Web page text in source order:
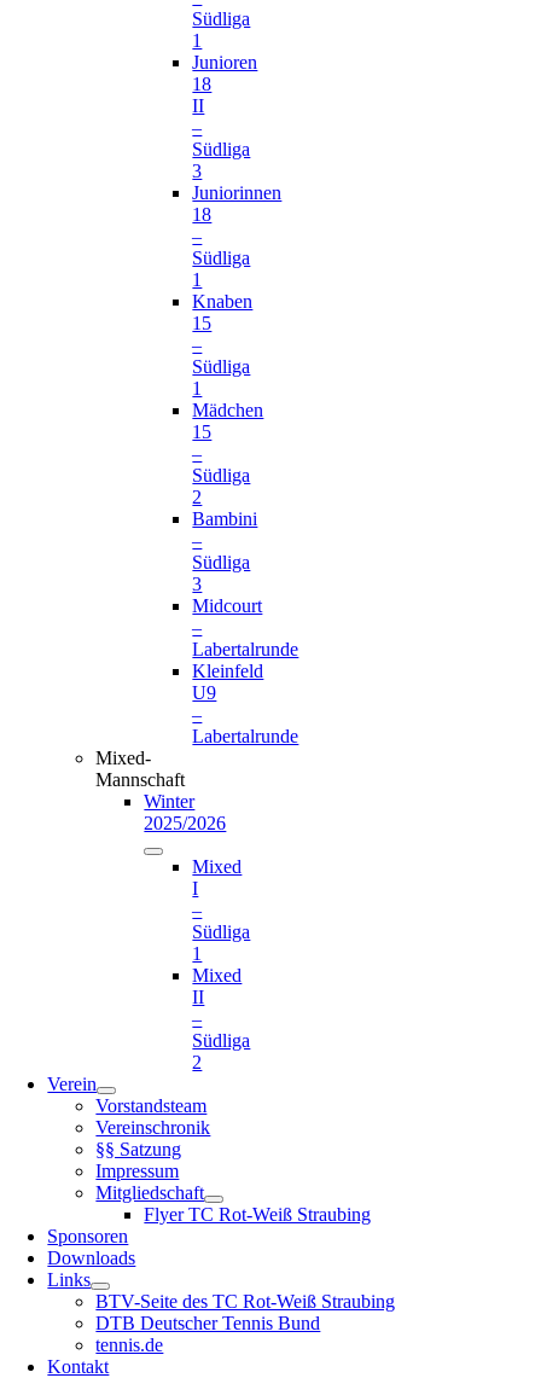
Südliga
1
Junioren
18
II
–
Südliga
3
Juniorinnen
18
–
Südliga
1
Knaben
15
–
Südliga
1
Mädchen
15
–
Südliga
2
Bambini
–
Südliga
3
Midcourt
–
Labertalrunde
Kleinfeld
U9
–
Labertalrunde
Mixed-
Mannschaft
Winter
2025/2026
Mixed
I
–
Südliga
1
Mixed
II
–
Südliga
2
Verein
Vorstandsteam
Vereinschronik
§§ Satzung
Impressum
Mitgliedschaft
Flyer TC Rot-Weiß Straubing
Sponsoren
Downloads
Links
BTV-Seite des TC Rot-Weiß Straubing
DTB Deutscher Tennis Bund
tennis.de
Kontakt